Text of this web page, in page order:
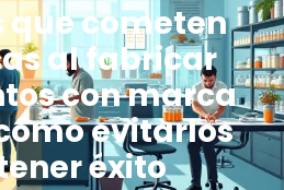
que cometen
al fabricar
con marca
evitarlos
éxito